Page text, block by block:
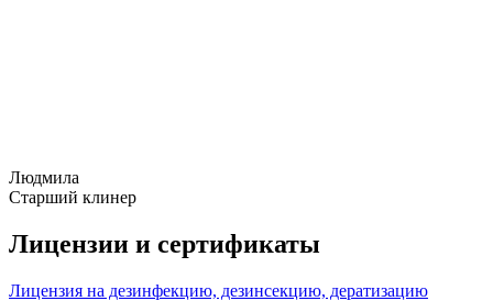
Людмила
Старший клинер
Лицензии и сертификаты
Лицензия на дезинфекцию, дезинсекцию, дератизацию